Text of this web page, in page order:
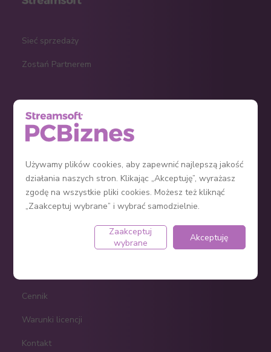
Sieć sprzedaży
Zostań Partnerem
KPiR
Ryczałt
Jak założyć firmę?
Program do faktur
Cennik
Warunki licencji
Kontakt
Używamy plików cookies, aby zapewnić najlepszą jakość
działania naszych stron. Klikając „Akceptuję”, wyrażasz
zgodę na wszystkie pliki cookies. Możesz też kliknąć
„Zaakceptuj wybrane” i wybrać samodzielnie.
Zaakceptuj
wybrane
Akceptuję